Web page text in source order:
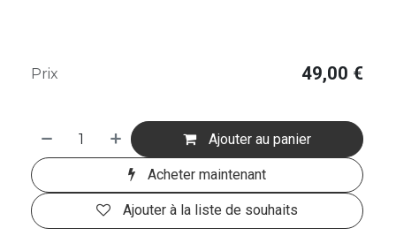
Ajouter au panier
Acheter maintenant
Ajouter à la liste de souhaits
Prix 49,00 €